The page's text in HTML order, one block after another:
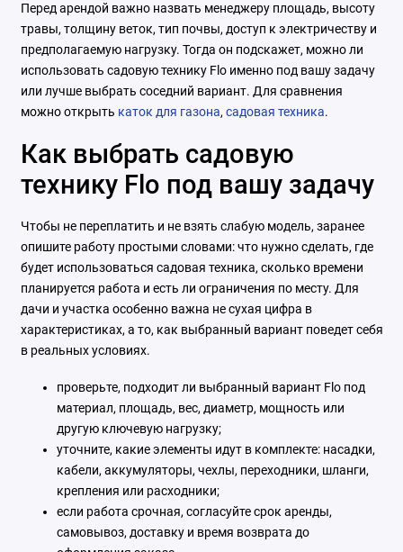
Перед арендой важно назвать менеджеру площадь, высоту
травы, толщину веток, тип почвы, доступ к электричеству и
предполагаемую нагрузку. Тогда он подскажет, можно ли
использовать садовую технику Flo именно под вашу задачу
или лучше выбрать соседний вариант. Для сравнения
можно открыть каток для газона,садовая техника.
Как выбрать садовую
технику Flo под вашу задачу
Чтобы не переплатить и не взять слабую модель, заранее
опишите работу простыми словами: что нужно сделать, где
будет использоваться садовая техника, сколько времени
планируется работа и есть ли ограничения по месту. Для
дачи и участка особенно важна не сухая цифра в
характеристиках, а то, как выбранный вариант поведет себя
в реальных условиях.
проверьте, подходит ли выбранный вариант Flo под
материал, площадь, вес, диаметр, мощность или
другую ключевую нагрузку;
уточните, какие элементы идут в комплекте: насадки,
кабели, аккумуляторы, чехлы, переходники, шланги,
крепления или расходники;
если работа срочная, согласуйте срок аренды,
самовывоз, доставку и время возврата до